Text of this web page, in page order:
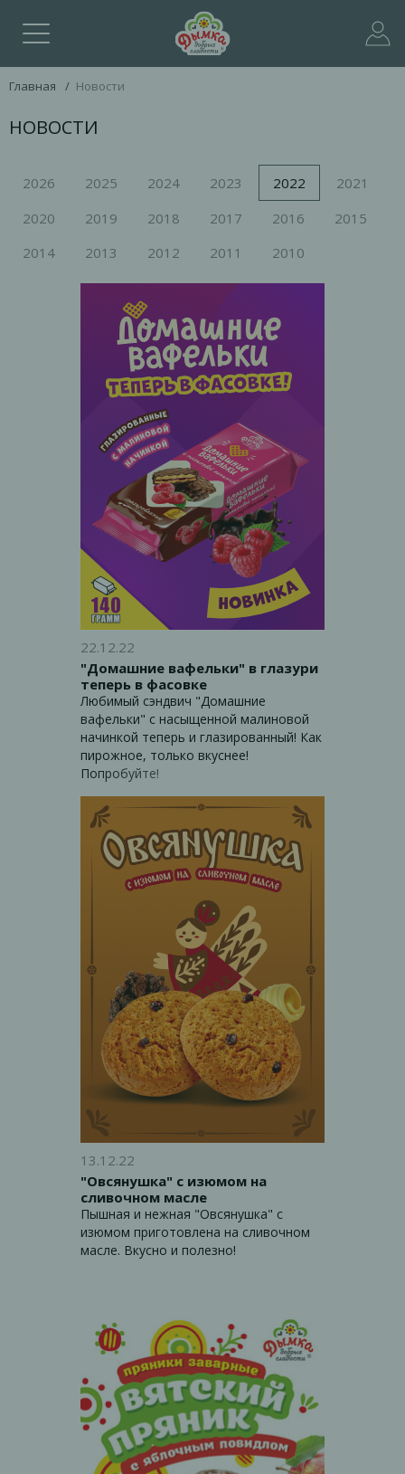
Главная / Новости
НОВОСТИ
2026 2025 2024 2023 2022
2021
2020
2019 2018 2017 2016
2015
2014
2013 2012 2011 2010
22.12.22
"Домашние вафельки" в глазури
теперь в фасовке
Любимый сэндвич "Домашние
вафельки" с насыщенной малиновой
начинкой теперь и глазированный! Как
пирожное, только вкуснее!
Попробуйте!
13.12.22
"Овсянушка" с изюмом на
сливочном масле
Пышная и нежная "Овсянушка" с
изюмом приготовлена на сливочном
масле. Вкусно и полезно!